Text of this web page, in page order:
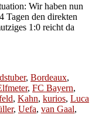
Wir haben nun
Tagen den direkten
1:0 reicht da
, Bordeaux,
, FC Bayern,
, Kahn, kurios, Luca
, Uefa, van Gaal,